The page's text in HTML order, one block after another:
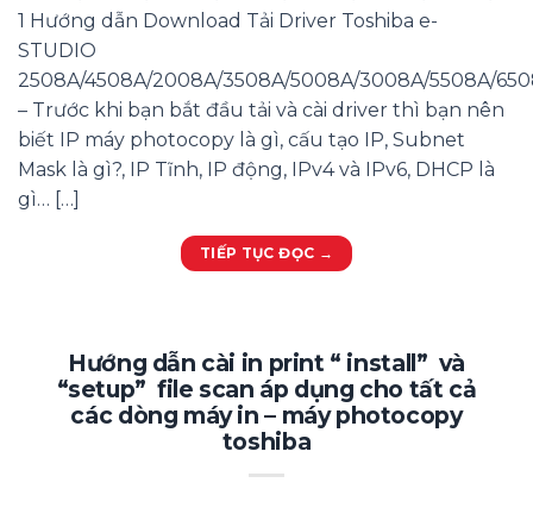
1 Hướng dẫn Download Tải Driver Toshiba e-
STUDIO
2508A/4508A/2008A/3508A/5008A/3008A/5508A/
– Trước khi bạn bắt đầu tải và cài driver thì bạn nên
biết IP máy photocopy là gì, cấu tạo IP, Subnet
Mask là gì?, IP Tĩnh, IP động, IPv4 và IPv6, DHCP là
gì… […]
TIẾP TỤC ĐỌC →
Hướng dẫn cài in print “ install” và
“setup” file scan áp dụng cho tất cả
các dòng máy in – máy photocopy
toshiba